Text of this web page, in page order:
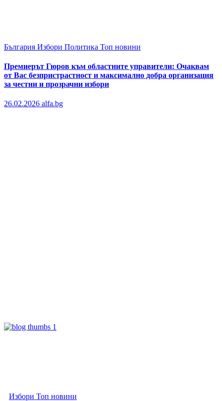
България Избори Политика Топ новини
Премиерът Гюров към областните управители: Очаквам
от Вас безпристрастност и максимално добра организация
за честни и прозрачни избори
26.02.2026 alfa.bg
Избори Топ новини